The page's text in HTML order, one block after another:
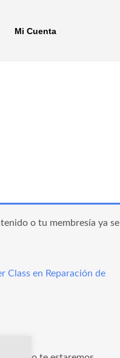
Mi Cuenta
o tu membresía ya se
Class en Reparación de